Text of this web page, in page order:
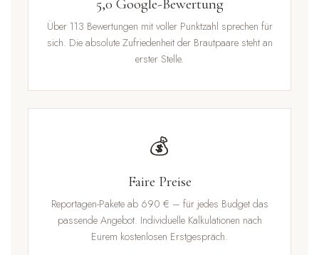
5,0 Google-Bewertung
Über 113 Bewertungen mit voller Punktzahl sprechen für
sich. Die absolute Zufriedenheit der Brautpaare steht an
erster Stelle.
💰
Faire Preise
Reportagen-Pakete ab 690 € – für jedes Budget das
passende Angebot. Individuelle Kalkulationen nach
Eurem kostenlosen Erstgespräch.